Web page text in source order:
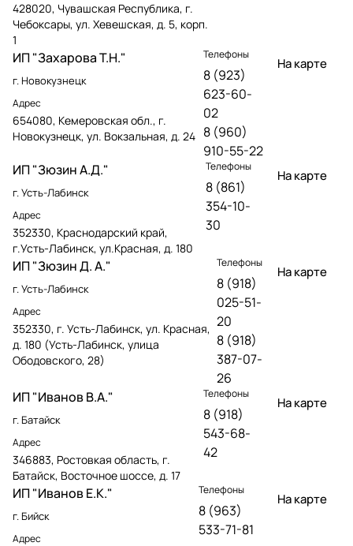
428020, Чувашская Республика, г.
Чебоксары, ул. Хевешская, д. 5, корп.
1
ИП "Захарова Т.Н."
г. Новокузнецк
Адрес
654080, Кемеровская обл., г.
Новокузнецк, ул. Вокзальная, д. 24
Телефоны
8 (923)
623-60-
02
8 (960)
910-55-22
На карте
ИП "Зюзин А.Д."
г. Усть-Лабинск
Адрес
352330, Краснодарский край,
г.Усть-Лабинск, ул.Красная, д. 180
Телефоны
8 (861)
354-10-
30
На карте
ИП "Зюзин Д. А."
г. Усть-Лабинск
Адрес
352330, г. Усть-Лабинск, ул. Красная,
д. 180 (Усть-Лабинск, улица
Ободовского, 28)
Телефоны
8 (918)
025-51-
20
8 (918)
387-07-
26
На карте
ИП "Иванов В.А."
г. Батайск
Адрес
346883, Ростовкая область, г.
Батайск, Восточное шоссе, д. 17
Телефоны
8 (918)
543-68-
42
На карте
ИП "Иванов Е.К."
г. Бийск
Адрес
Телефоны
8 (963)
533-71-81
На карте